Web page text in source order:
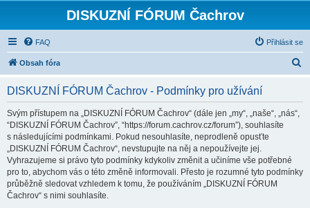
DISKUZNÍ FÓRUM Čachrov
FAQ Přihlásit se
Obsah fóra
DISKUZNÍ FÓRUM Čachrov - Podmínky pro užívání
Svým přístupem na „DISKUZNÍ FÓRUM Čachrov“ (dále jen „my“, „naše“, „nás“,
“DISKUZNÍ FÓRUM Čachrov”, “https://forum.cachrov.cz/forum”), souhlasíte
s následujícími podmínkami. Pokud nesouhlasíte, neprodleně opusťte
„DISKUZNÍ FÓRUM Čachrov“, nevstupujte na něj a nepoužívejte jej.
Vyhrazujeme si právo tyto podmínky kdykoliv změnit a učiníme vše potřebné
pro to, abychom vás o této změně informovali. Přesto je rozumné tyto podmínky
průběžně sledovat vzhledem k tomu, že používáním „DISKUZNÍ FÓRUM
Čachrov“ s nimi souhlasíte.